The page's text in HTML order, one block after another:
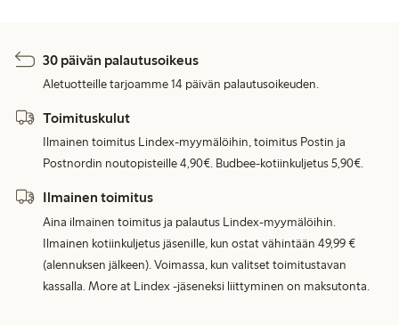
30 päivän palautusoikeus
Aletuotteille tarjoamme 14 päivän palautusoikeuden.
Toimituskulut
Ilmainen toimitus Lindex-myymälöihin, toimitus Postin ja
Postnordin noutopisteille 4,90€. Budbee-kotiinkuljetus 5,90€.
Ilmainen toimitus
Aina ilmainen toimitus ja palautus Lindex-myymälöihin.
Ilmainen kotiinkuljetus jäsenille, kun ostat vähintään 49,99 €
(alennuksen jälkeen). Voimassa, kun valitset toimitustavan
kassalla. More at Lindex -jäseneksi liittyminen on maksutonta.